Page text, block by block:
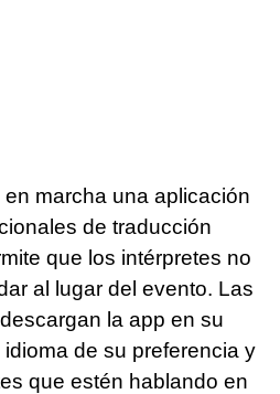
marcha una aplicación
de traducción
que los intérpretes no
al lugar del evento. Las
la app en su
de su preferencia y
que estén hablando en